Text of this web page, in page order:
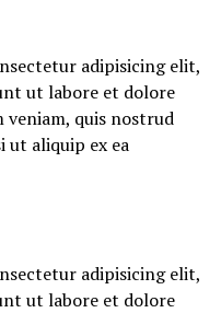
adipisicing elit,
ut labore et dolore
veniam, quis nostrud
ut aliquip ex ea
adipisicing elit,
ut labore et dolore